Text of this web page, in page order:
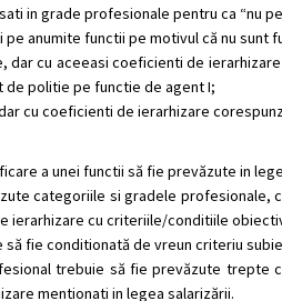
in grade profesionale pentru ca “nu
anumite functii pe motivul că nu sunt
cu aceeasi coeficienti de
de politie pe functie de agent I;
cu coeficienti de ierarhizare
a unei functii să fie prevăzute in
zute categoriile si gradele profesionale,
ierarhizare cu criteriile/conditiile
să fie conditionată de vreun criteriu
trebuie să fie prevăzute trepte
mentionati in legea salarizării.